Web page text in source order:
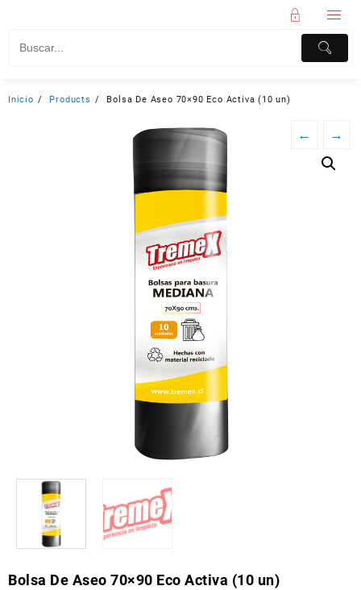
Inicio Products Bolsa De Aseo 70×90 Eco Activa (10 un)
← →
Bolsa De Aseo 70×90 Eco Activa (10 un)